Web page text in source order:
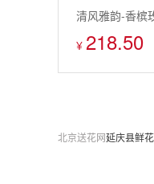
清风雅韵-香槟
¥ 218.50
北京送花网 延庆县鲜